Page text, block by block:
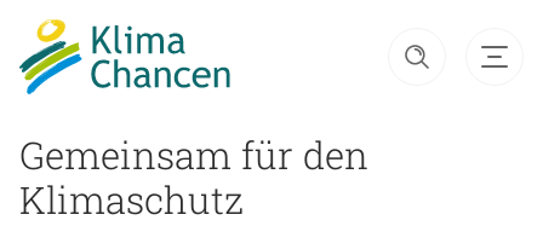
Gemeinsam für den
Klimaschutz